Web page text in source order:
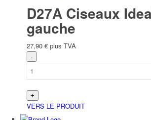
D27A Ciseaux
gauche
27,90 € plus TVA
VERS LE PRODUIT